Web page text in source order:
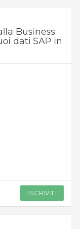
Business
dati SAP in
ISCRIVITI